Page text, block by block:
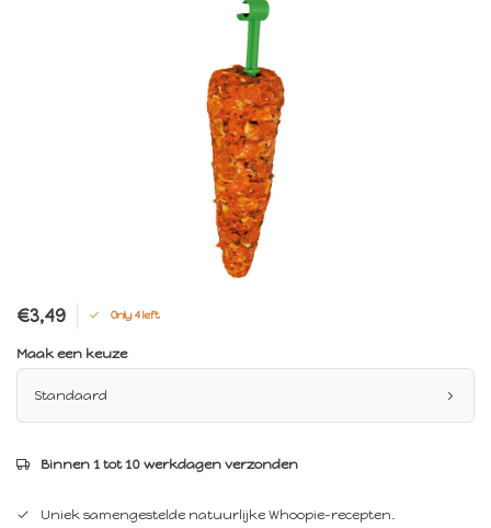
€3,49 Only 4 left
Maak een keuze
Standaard
Binnen 1 tot 10 werkdagen verzonden
Uniek samengestelde natuurlijke Whoopie-recepten.